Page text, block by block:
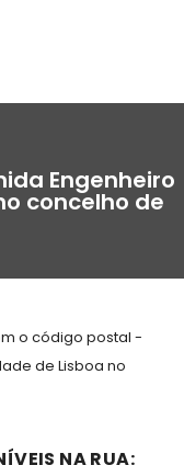
Engenheiro
concelho de
o código postal -
de Lisboa no
NA RUA: